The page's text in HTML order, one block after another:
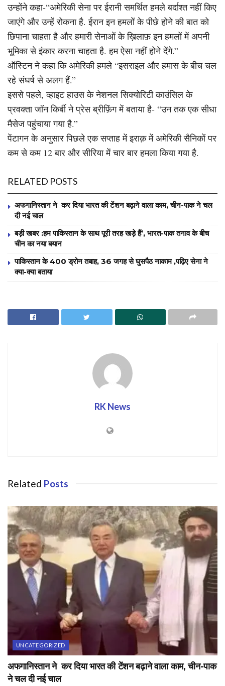
उन्होंने कहा-“अमेरिकी सेना पर ईरानी समर्थित हमले बर्दाश्त नहीं किए
जाएंगे और उन्हें रोकना है. ईरान इन हमलों के पीछे होने की बात को
छिपाना चाहता है और हमारी सेनाओं के ख़िलाफ़ इन हमलों में अपनी
भूमिका से इंकार करना चाहता है. हम ऐसा नहीं होने देंगे.”
ऑस्टिन ने कहा कि अमेरिकी हमले “इसराइल और हमास के बीच चल
रहे संघर्ष से अलग हैं.”
इससे पहले, व्हाइट हाउस के नेशनल सिक्योरिटी काउंसिल के
प्रवक्ता जॉन किर्बी ने प्रेस ब्रीफ़िंग में बताया है- “उन तक एक सीधा
मैसेज पहुंचाया गया है.”
पेंटागन के अनुसार पिछले एक सप्ताह में इराक़ में अमेरिकी सैनिकों पर
कम से कम 12 बार और सीरिया में चार बार हमला किया गया है.
RELATED POSTS
अफगानिस्तान ने कर दिया भारत की टेंशन बढ़ाने वाला काम, चीन-पाक ने चल
दी नई चाल
बड़ी खबर :हम पाकिस्तान के साथ पूरी तरह खड़े हैं’, भारत-पाक तनाव के बीच
चीन का नया बयान
पाकिस्तान के 400 ड्रोन तबाह, 36 जगह से घुसपैठ नाकाम ,पढ़िए सेना ने
क्या-क्या बताया
RK News
Related Posts
UNCATEGORIZED
अफगानिस्तान ने कर दिया भारत की टेंशन बढ़ाने वाला काम, चीन-पाक
ने चल दी नई चाल